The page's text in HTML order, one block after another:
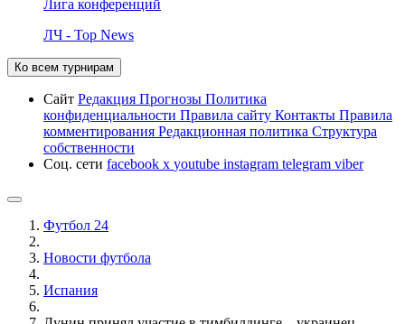
Лига конференций
ЛЧ - Top News
Ко всем турнирам
Сайт Редакция Прогнозы Политика
конфиденциальности Правила сайту Контакты Правила
комментирования Редакционная политика Структура
собственности
Соц. сети facebook x youtube instagram telegram viber
Футбол 24
Новости футбола
Испания